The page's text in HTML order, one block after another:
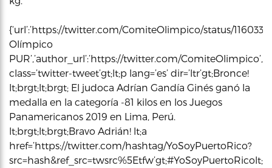
{‘url’:’https://twitter.com/ComiteOlimpico/status/
Olímpico
PUR’,’author_url’:’https://twitter.com/
class=’twitter-tweet’gt;lt;p lang=’es’ dir=’ltr’gt;Bronce!
lt;brgt;lt;brgt; El judoca Adrían Gandía Ginés ganó la
medalla en la categoría -81 kilos en los Juegos
Panamericanos 2019 en Lima, Perú.
lt;brgt;lt;brgt;Bravo Adrián! lt;a
href=’https://twitter.com/hashtag/YoSoyPuertoRico?
src=hash&ref_src=twsrc%5Etfw’gt;#YoSoyPuertoRicolt;/